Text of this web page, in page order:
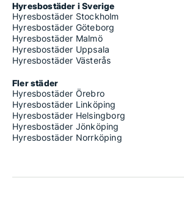
Hyresbostäder i Sverige
Hyresbostäder Stockholm
Hyresbostäder Göteborg
Hyresbostäder Malmö
Hyresbostäder Uppsala
Hyresbostäder Västerås
Fler städer
Hyresbostäder Örebro
Hyresbostäder Linköping
Hyresbostäder Helsingborg
Hyresbostäder Jönköping
Hyresbostäder Norrköping